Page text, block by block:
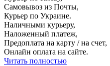
Самовывоз из Почты,
Курьер по Украине.
Наличными курьеру,
Наложенный платеж,
Предоплата на карту / на счет,
Онлайн оплата на сайте.
Читать полностью